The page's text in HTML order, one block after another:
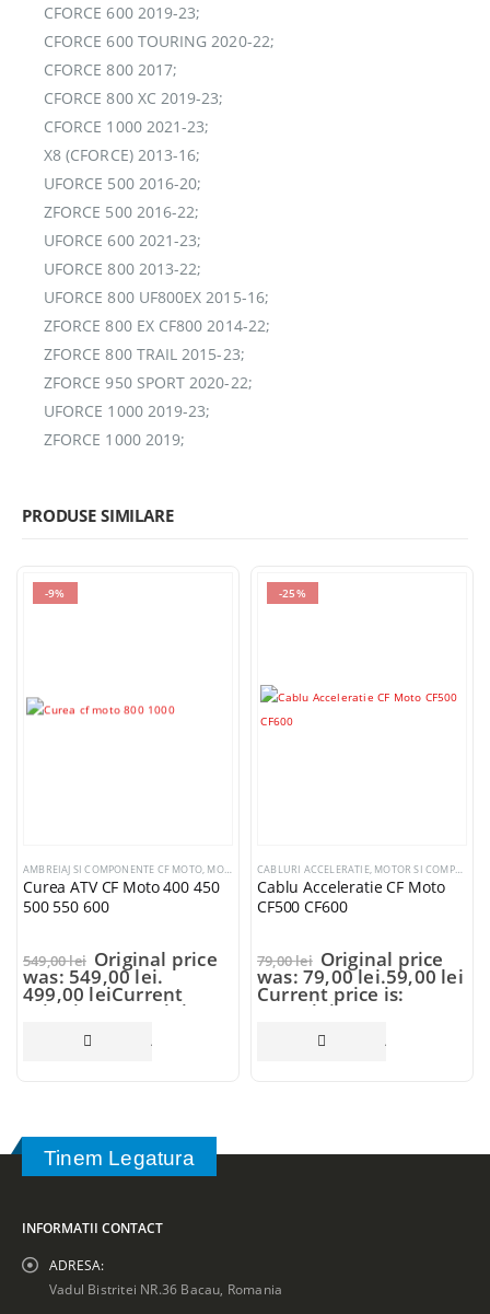
CFORCE 600 2019-23;
CFORCE 600 TOURING 2020-22;
CFORCE 800 2017;
CFORCE 800 XC 2019-23;
CFORCE 1000 2021-23;
X8 (CFORCE) 2013-16;
UFORCE 500 2016-20;
ZFORCE 500 2016-22;
UFORCE 600 2021-23;
UFORCE 800 2013-22;
UFORCE 800 UF800EX 2015-16;
ZFORCE 800 EX CF800 2014-22;
ZFORCE 800 TRAIL 2015-23;
ZFORCE 950 SPORT 2020-22;
UFORCE 1000 2019-23;
ZFORCE 1000 2019;
PRODUSE SIMILARE
-9%
AMBREIAJ SI COMPONENTE CF MOTO, MOTOR SI COMPONENTE CF MOTO ,CURELE TRANSMISIE
Curea ATV CF Moto 400 450
500 550 600
549,00lei Original price
was: 549,00 lei.
499,00 leiCurrent
price is: 499,00 lei.
ADAUGĂ ÎN COȘ
-25%
CABLURI ACCELERATIE, MOTOR SI COMPONENTE CF MOTO
Cablu Acceleratie CF Moto
CF500 CF600
79,00lei Original price
was: 79,00 lei.59,00 lei
Current price is:
59,00 lei.
ADAUGĂ ÎN COȘ
Tinem Legatura
INFORMATII CONTACT
ADRESA:
Vadul Bistritei NR.36 Bacau, Romania